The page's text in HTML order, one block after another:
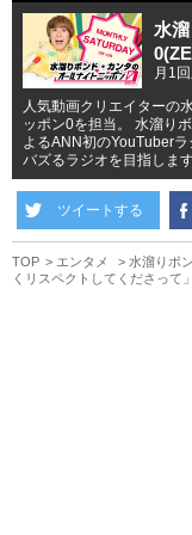
水
月1
人気動画クリエイターの
ッポン0を担当。 水溜り
よるANN初のYouTuber
バズるラジオを目指します
ツイートする
TOP エンタメ
水溜りボ
くリスペクトしてくださって」